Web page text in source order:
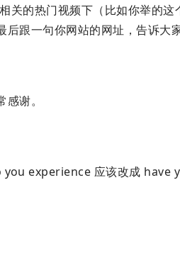
的热门视频下（比如你举的
跟一句你网站的网址，告诉大
谢。
experience 应该改成 have